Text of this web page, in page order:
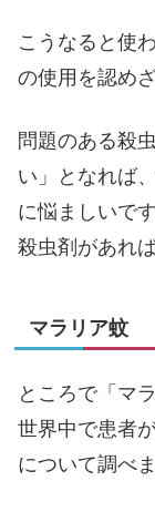
こうなると使
の使用を認め
問題のある殺
い」となれば
に悩ましいで
殺虫剤があれ
マラリア蚊
ところで「マ
世界中で患者
について調べま